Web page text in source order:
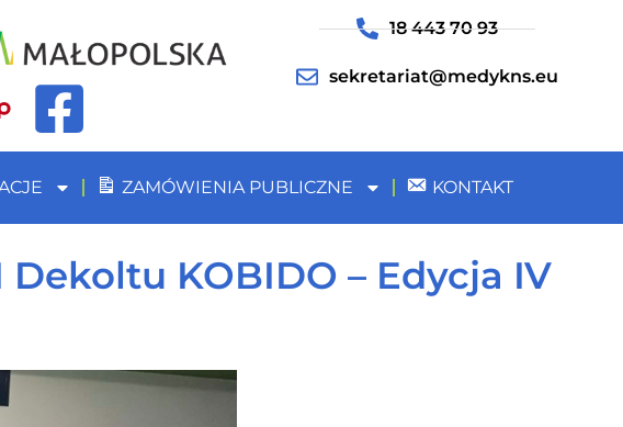
18 443 70 93
sekretariat@medykns.eu
ZAMÓWIENIA PUBLICZNE KONTAKT
KOBIDO – Edycja IV